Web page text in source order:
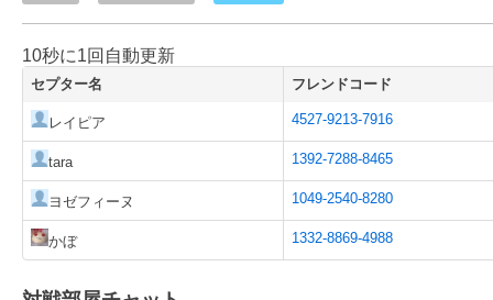
10秒に1回自動更新
レイピア 4527-9213-7916
tara 1392-7288-8465
ヨゼフィーヌ 1049-2540-8280
かぼ 1332-8869-4988
セプター名 フレンドコード